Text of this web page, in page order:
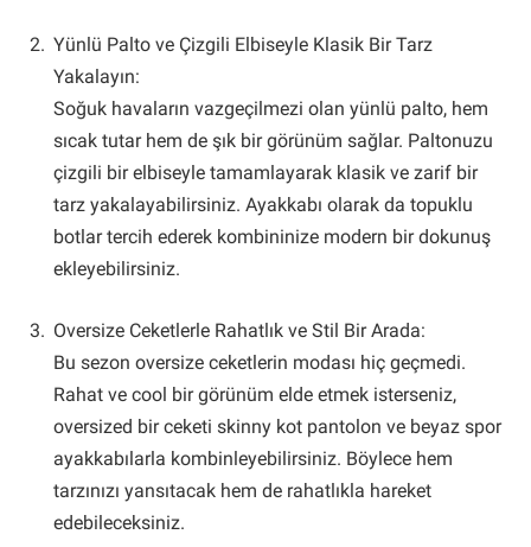
Yünlü Palto ve Çizgili Elbiseyle Klasik Bir Tarz
Yakalayın:
Soğuk havaların vazgeçilmezi olan yünlü palto, hem
sıcak tutar hem de şık bir görünüm sağlar. Paltonuzu
çizgili bir elbiseyle tamamlayarak klasik ve zarif bir
tarz yakalayabilirsiniz. Ayakkabı olarak da topuklu
botlar tercih ederek kombininize modern bir dokunuş
ekleyebilirsiniz.
Oversize Ceketlerle Rahatlık ve Stil Bir Arada:
Bu sezon oversize ceketlerin modası hiç geçmedi.
Rahat ve cool bir görünüm elde etmek isterseniz,
oversized bir ceketi skinny kot pantolon ve beyaz spor
ayakkabılarla kombinleyebilirsiniz. Böylece hem
tarzınızı yansıtacak hem de rahatlıkla hareket
edebileceksiniz.